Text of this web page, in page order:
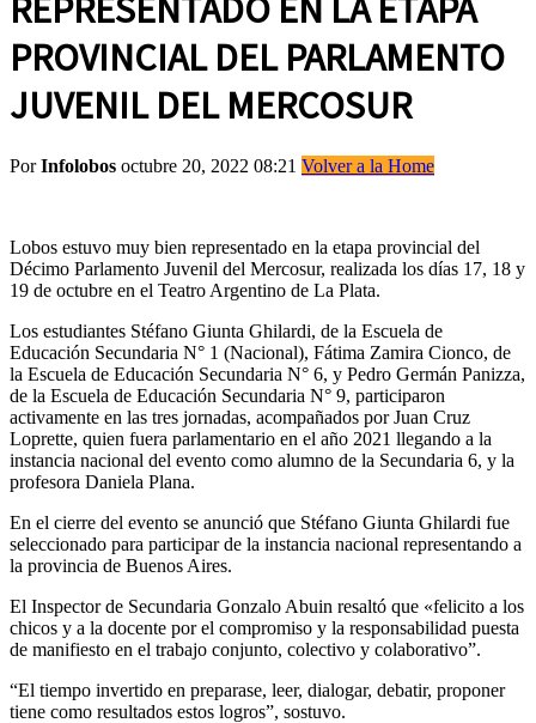
REPRESENTADO EN LA ETAPA
PROVINCIAL DEL PARLAMENTO
JUVENIL DEL MERCOSUR
PorInfolobos octubre 20, 2022 08:21 Volver a la Home
Lobos estuvo muy bien representado en la etapa provincial del
Décimo Parlamento Juvenil del Mercosur, realizada los días 17, 18 y
19 de octubre en el Teatro Argentino de La Plata.
Los estudiantes Stéfano Giunta Ghilardi, de la Escuela de
Educación Secundaria N° 1 (Nacional), Fátima Zamira Cionco, de
la Escuela de Educación Secundaria N° 6, y Pedro Germán Panizza,
de la Escuela de Educación Secundaria N° 9, participaron
activamente en las tres jornadas, acompañados por Juan Cruz
Loprette, quien fuera parlamentario en el año 2021 llegando a la
instancia nacional del evento como alumno de la Secundaria 6, y la
profesora Daniela Plana.
En el cierre del evento se anunció que Stéfano Giunta Ghilardi fue
seleccionado para participar de la instancia nacional representando a
la provincia de Buenos Aires.
El Inspector de Secundaria Gonzalo Abuin resaltó que «felicito a los
chicos y a la docente por el compromiso y la responsabilidad puesta
de manifiesto en el trabajo conjunto, colectivo y colaborativo”.
“El tiempo invertido en preparase, leer, dialogar, debatir, proponer
tiene como resultados estos logros”, sostuvo.